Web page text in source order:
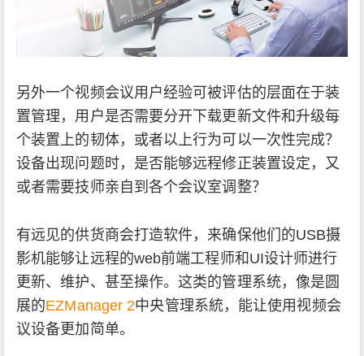
另外一个视频会议用户经验可被评估的层面在于装
置管理，用户是否需要分开下载更新文件和升级每
个装置上的韧体，或者以上行为可以一次性完成？
设备出现问题时，是否能够远程修正装置设定，又
或者需要技师亲自到各个会议室调整？
有远见的供货商会打造软件，来确保他们的USB摄
影机能够让远程的web前端工程师和UI设计师进行
更新、维护、甚至操作。这类的管理系统，像是圆
展的EZManager 2中央管理系統，能让使用视频会
议设备更加简单。